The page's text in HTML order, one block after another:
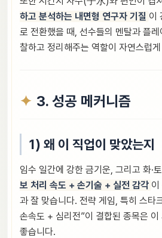
하고 분석하는 내면형 연구자 기질 이
로 전환했을 때, 선수들의 멘탈과 플
찰하고 정리해주는 역할이 자연스럽
3. 성공 메커니즘
1) 왜 이 직업이 맞았는지
임수 일간에 강한 금기운, 그리고 화·
보 처리 속도 + 손기술 + 실전 감각 이
과 잘 맞습니다. 전략 게임, 특히 스타
손속도 + 심리전”이 결합된 종목은 이
좋습니다.